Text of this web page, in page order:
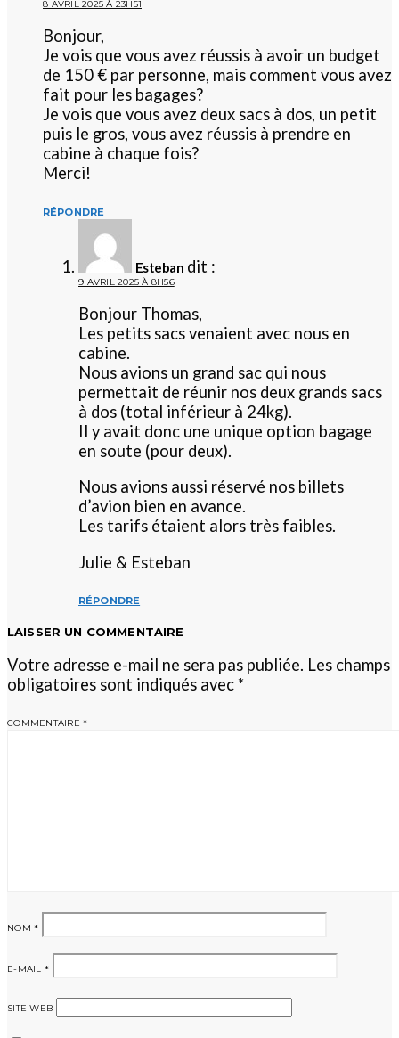
8 AVRIL 2025 À 23H51
Bonjour,
Je vois que vous avez réussis à avoir un budget
de 150 € par personne, mais comment vous avez
fait pour les bagages?
Je vois que vous avez deux sacs à dos, un petit
puis le gros, vous avez réussis à prendre en
cabine à chaque fois?
Merci!
RÉPONDRE
Esteban dit :
9 AVRIL 2025 À 8H56
Bonjour Thomas,
Les petits sacs venaient avec nous en
cabine.
Nous avions un grand sac qui nous
permettait de réunir nos deux grands sacs
à dos (total inférieur à 24kg).
Il y avait donc une unique option bagage
en soute (pour deux).
Nous avions aussi réservé nos billets
d’avion bien en avance.
Les tarifs étaient alors très faibles.
Julie & Esteban
RÉPONDRE
LAISSER UN COMMENTAIRE
Votre adresse e-mail ne sera pas publiée. Les champs
obligatoires sont indiqués avec*
COMMENTAIRE *
NOM *
E-MAIL *
SITE WEB